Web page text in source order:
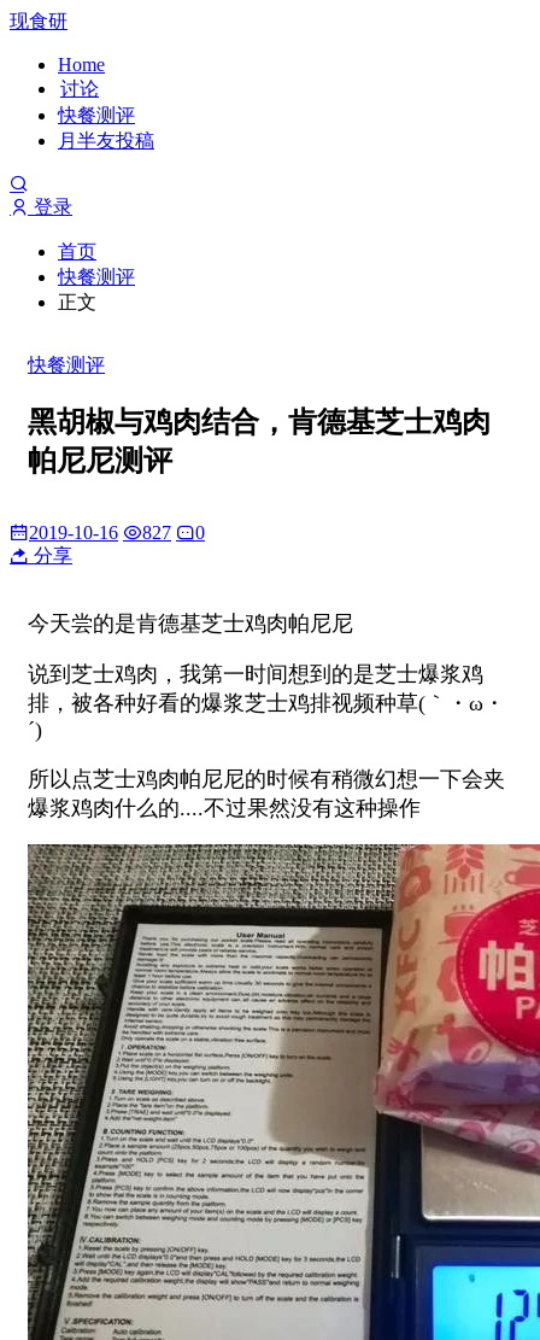
现食研
Home
讨论
快餐测评
月半友投稿
登录
首页
快餐测评
正文
快餐测评
黑胡椒与鸡肉结合，肯德基芝士鸡肉
帕尼尼测评
2019-10-16 827
0
分享
今天尝的是肯德基芝士鸡肉帕尼尼
说到芝士鸡肉，我第一时间想到的是芝士爆浆鸡
排，被各种好看的爆浆芝士鸡排视频种草(｀・ω・
´)
所以点芝士鸡肉帕尼尼的时候有稍微幻想一下会夹
爆浆鸡肉什么的....不过果然没有这种操作